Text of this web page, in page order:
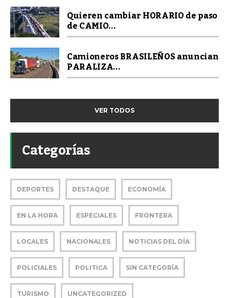
Quieren cambiar HORARIO de paso
de CAMIO...
Camioneros BRASILEÑOS anuncian
PARALIZA...
VER TODOS
Categorías
DEPORTES DESTAQUE ECONOMÍA
EN LA HORA ESPECIALES FRONTERA
LOCALES NACIONALES NOTICIAS DEL DÍA
POLICIALES POLITICA SIN CATEGORÍA
TURISMO UNCATEGORIZED